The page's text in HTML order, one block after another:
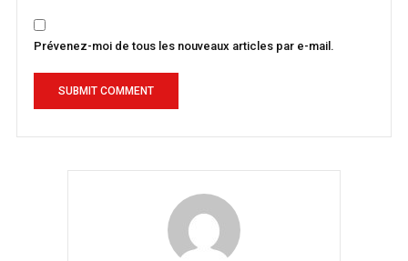
Prévenez-moi de tous les nouveaux articles par e-mail.